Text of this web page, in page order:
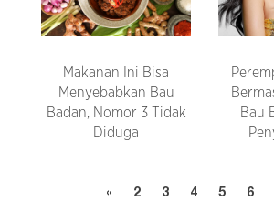
Makanan Ini Bisa
Menyebabkan Bau
Badan, Nomor 3 Tidak
Diduga
Bau
« 2 3 4 5 6